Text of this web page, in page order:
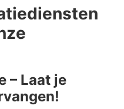
– Laat je